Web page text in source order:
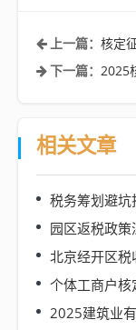
上一篇：核定征
下一篇： 2025
相关文章